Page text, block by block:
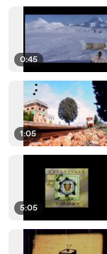
0:45
1:05
5:05